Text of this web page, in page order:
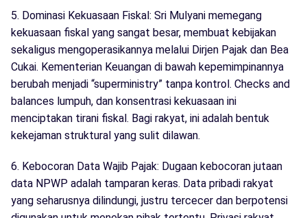
5. Dominasi Kekuasaan Fiskal: Sri Mulyani memegang
kekuasaan fiskal yang sangat besar, membuat kebijakan
sekaligus mengoperasikannya melalui Dirjen Pajak dan Bea
Cukai. Kementerian Keuangan di bawah kepemimpinannya
berubah menjadi “superministry” tanpa kontrol. Checks and
balances lumpuh, dan konsentrasi kekuasaan ini
menciptakan tirani fiskal. Bagi rakyat, ini adalah bentuk
kekejaman struktural yang sulit dilawan.
6. Kebocoran Data Wajib Pajak: Dugaan kebocoran jutaan
data NPWP adalah tamparan keras. Data pribadi rakyat
yang seharusnya dilindungi, justru tercecer dan berpotensi